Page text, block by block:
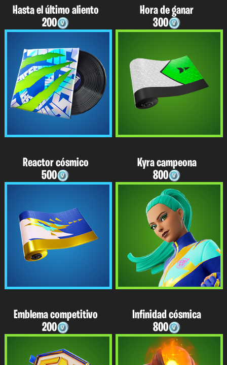
Hasta el último aliento
200
Hora de ganar
300
Reactor cósmico
500
Kyra campeona
800
Emblema competitivo
200
Infinidad cósmica
800